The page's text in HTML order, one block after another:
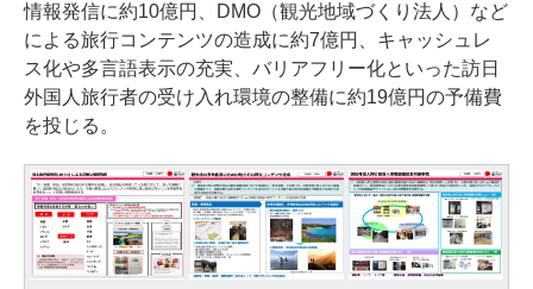
情報発信に約10億円、DMO（観光地域づくり法人）など
による旅行コンテンツの造成に約7億円、キャッシュレ
ス化や多言語表示の充実、バリアフリー化といった訪日
外国人旅行者の受け入れ環境の整備に約19億円の予備費
を投じる。